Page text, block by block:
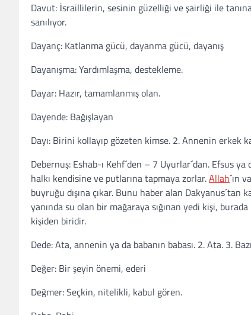
Davut: İsraillilerin, sesinin güzelliği ve şairliği ile
sanılıyor.
Dayanç: Katlanma gücü, dayanma gücü, dayanış
Dayanışma: Yardımlaşma, destekleme.
Dayar: Hazır, tamamlanmış olan.
Dayende: Bağışlayan
Dayı: Birini kollayıp gözeten kimse. 2. Annenin erkek
Debernuş: Eshab-ı Kehf´den – 7 Uyurlar´dan. Efsus
halkı kendisine ve putlarına tapmaya zorlar.Allah´ın
buyruğu dışına çıkar. Bunu haber alan
yanında su olan bir mağaraya sığınan yedi kişi,
kişiden biridir.
Dede: Ata, annenin ya da babanın babası. 2. Ata. 3.
Değer: Bir şeyin önemi, ederi
Değmer: Seçkin, nitelikli, kabul gören.